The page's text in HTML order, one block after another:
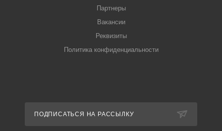
Партнеры
Вакансии
Реквизиты
Политика конфиденциальности
ПОДПИСАТЬСЯ НА РАССЫЛКУ